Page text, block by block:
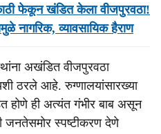
फेकून खंडित केला वीजपुरवठा!
नागरिक, व्यावसायिक हैराण
अखंडित वीजपुरवठा
ठरले आहे. रुग्णालयांसारख्या
होणे ही अत्यंत गंभीर बाब असून
जनतेसमोर स्पष्टीकरण देणे